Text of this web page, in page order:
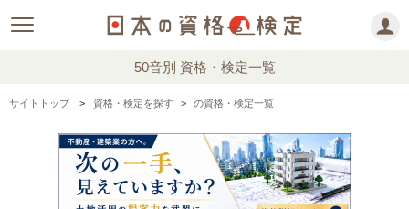
50音別 資格・検定一覧
サイトトップ 資格・検定を探す の資格・検定一覧